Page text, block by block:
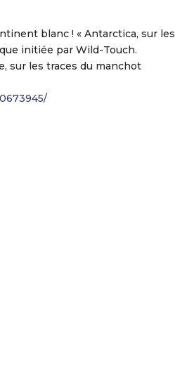
blanc ! « Antarctica, sur les
initiée par Wild-Touch.
sur les traces du manchot